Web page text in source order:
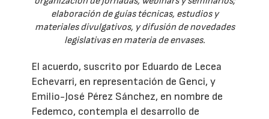
elaboración de guías técnicas, estudios y
materiales divulgativos, y difusión de novedades
legislativas en materia de envases.
El acuerdo, suscrito por Eduardo de Lecea
Echevarri, en representación de Genci, y
Emilio-José Pérez Sánchez, en nombre de
Fedemco, contempla el desarrollo de